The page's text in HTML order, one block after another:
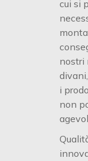
cui si
nostri
i
non